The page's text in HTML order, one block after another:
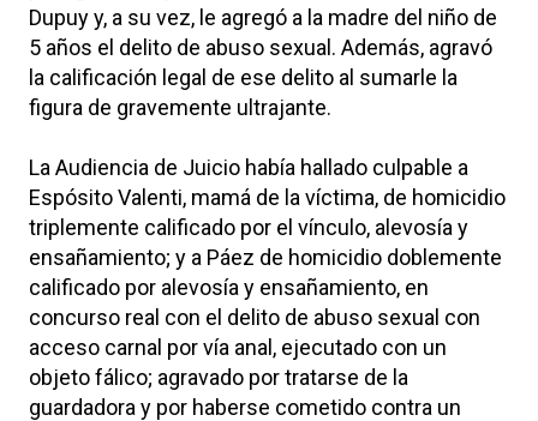
Dupuy y, a su vez, le agregó a la madre del niño de
5 años el delito de abuso sexual. Además, agravó
la calificación legal de ese delito al sumarle la
figura de gravemente ultrajante.
La Audiencia de Juicio había hallado culpable a
Espósito Valenti, mamá de la víctima, de homicidio
triplemente calificado por el vínculo, alevosía y
ensañamiento; y a Páez de homicidio doblemente
calificado por alevosía y ensañamiento, en
concurso real con el delito de abuso sexual con
acceso carnal por vía anal, ejecutado con un
objeto fálico; agravado por tratarse de la
guardadora y por haberse cometido contra un